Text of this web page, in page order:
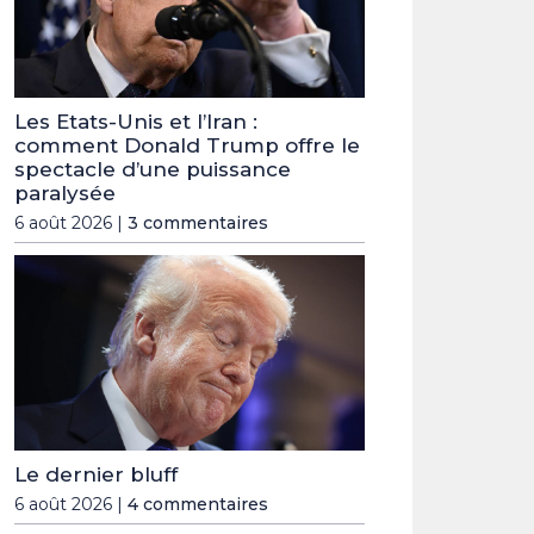
Les Etats-Unis et l’Iran :
comment Donald Trump offre le
spectacle d’une puissance
paralysée
6 août 2026 | 3 commentaires
Le dernier bluff
6 août 2026 | 4 commentaires